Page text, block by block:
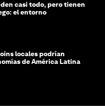
casi todo, pero tienen
el entorno
locales podrían
de América Latina